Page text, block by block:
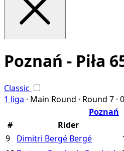
Poznań - Piła
Classic
1 liga · Main Round · Round 7 ·
Poznań
#
Rider
9
Dimitri Bergé Bergé